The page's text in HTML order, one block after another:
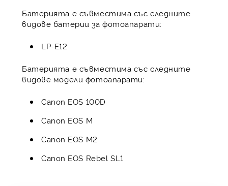
Батерията е съвместима със следните
видове батерии за фотоапарати:
LP-E12
Батерията е съвместима със следните
видове модели фотоапарати:
Canon EOS 100D
Canon EOS M
Canon EOS M2
Canon EOS Rebel SL1